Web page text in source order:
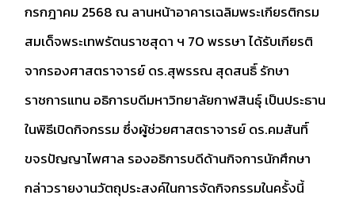
กรกฎาคม 2568 ณ ลานหน้าอาคารเฉลิมพระเกียรติกรม
สมเด็จพระเทพรัตนราชสุดา ฯ 70 พรรษา ได้รับเกียรติ
จากรองศาสตราจารย์ ดร.สุพรรณ สุดสนธิ์ รักษา
ราชการแทน อธิการบดีมหาวิทยาลัยกาฬสินธุ์ เป็นประธาน
ในพิธีเปิดกิจกรรม ซึ่งผู้ช่วยศาสตราจารย์ ดร.คมสันทิ์
ขจรปัญญาไพศาล รองอธิการบดีด้านกิจการนักศึกษา
กล่าวรายงานวัตถุประสงค์ในการจัดกิจกรรมในครั้งนี้